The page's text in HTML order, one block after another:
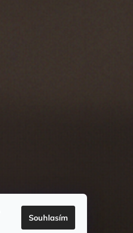
Souhlasím